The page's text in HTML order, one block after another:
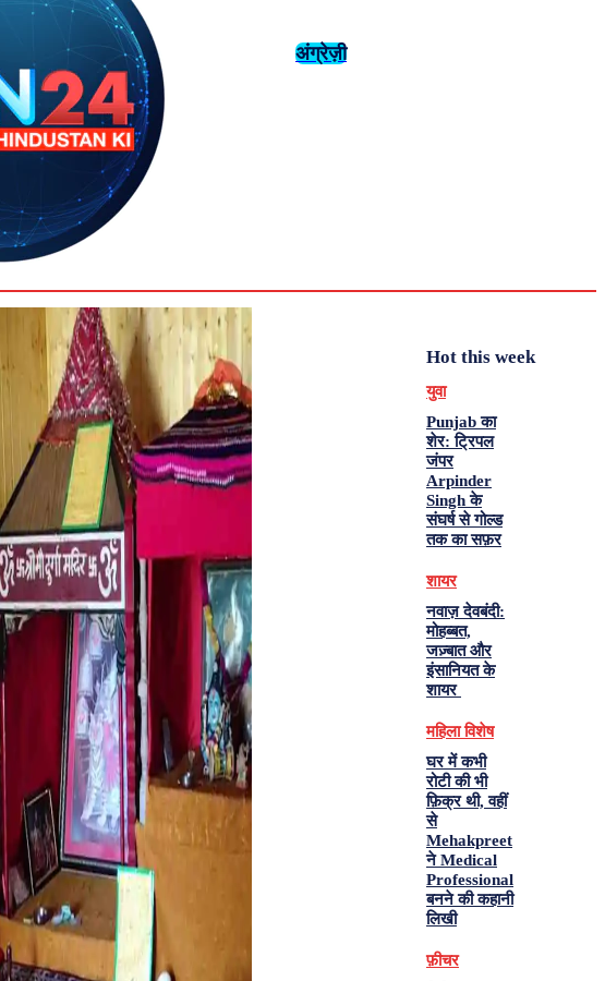
अंग्रेज़ी
Hot this week
युवा
Punjab का
शेर: ट्रिपल
जंपर
Arpinder
Singh के
संघर्ष से गोल्ड
तक का सफ़र
शायर
नवाज़ देवबंदी:
मोहब्बत,
जज़्बात और
इंसानियत के
शायर
महिला विशेष
घर में कभी
रोटी की भी
फ़िक्र थी, वहीं
से
Mehakpreet
ने Medical
Professional
बनने की कहानी
लिखी
फ़ीचर